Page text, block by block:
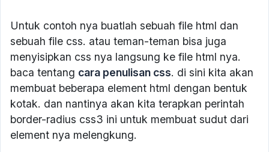
Untuk contoh nya buatlah sebuah file html dan
sebuah file css. atau teman-teman bisa juga
menyisipkan css nya langsung ke file html nya.
baca tentang cara penulisan css. di sini kita akan
membuat beberapa element html dengan bentuk
kotak. dan nantinya akan kita terapkan perintah
border-radius css3 ini untuk membuat sudut dari
element nya melengkung.